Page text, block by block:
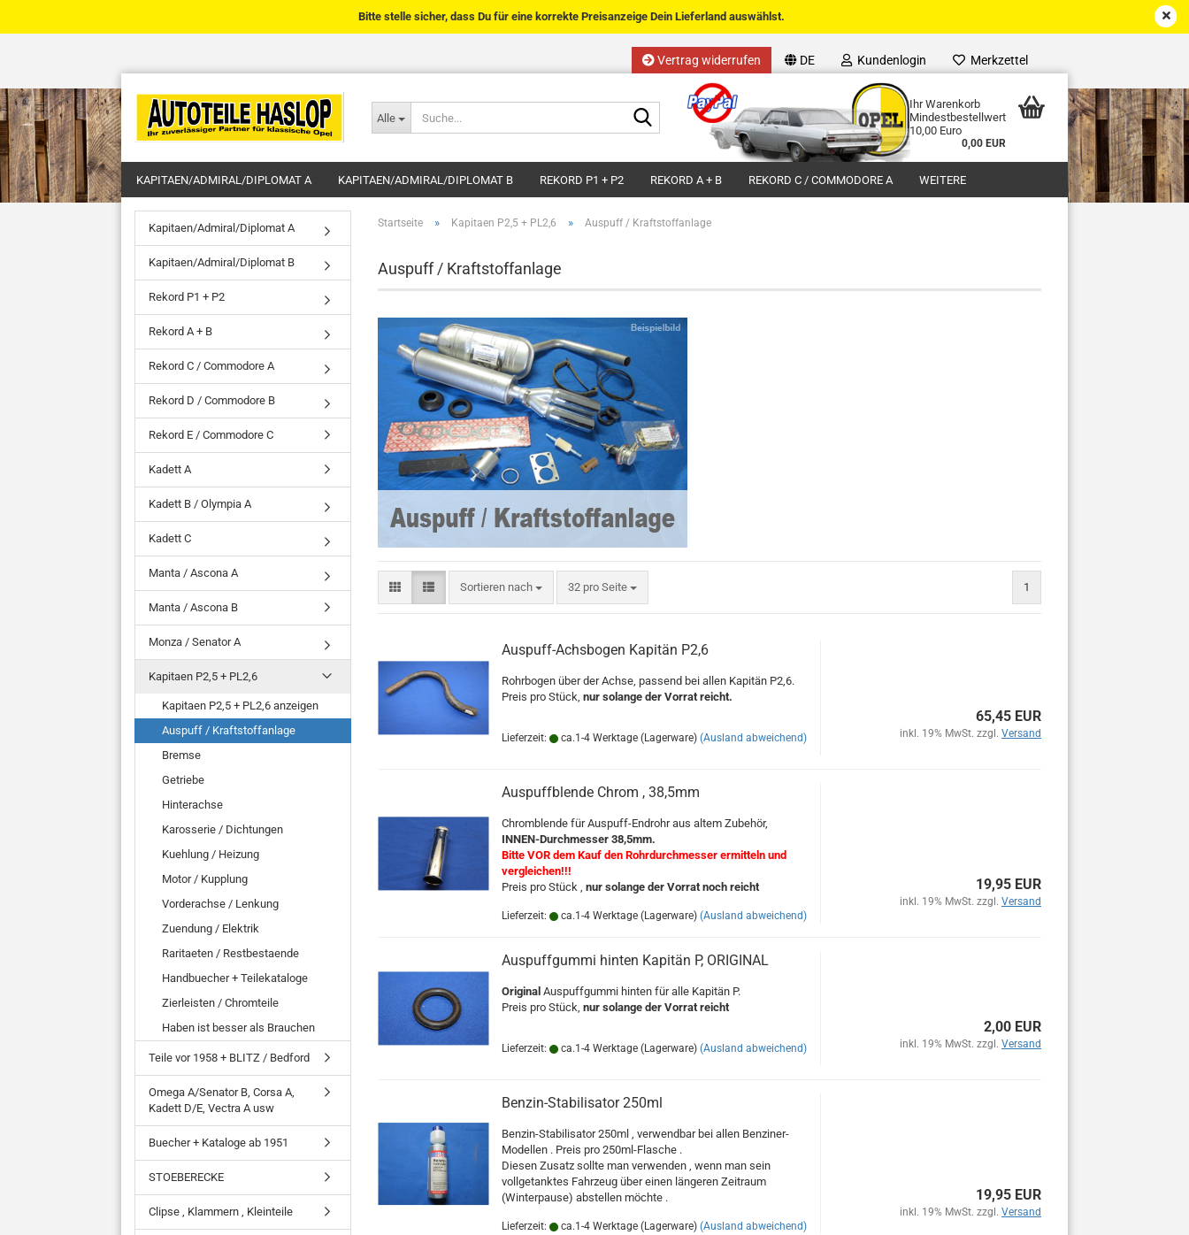
Vertrag widerrufen DE
Sprache auswählen
Lieferland
Kundenlogin
Passwort
Passwort vergessen?
Merkzettel
Alle
Suche...
Ihr Warenkorb
Mindestbestellwert
10,00 Euro
0,00 EUR
Bitte stelle sicher, dass Du für eine korrekte Preisanzeige Dein Lieferland auswählst.
KAPITAEN/ADMIRAL/DIPLOMAT A KAPITAEN/ADMIRAL/DIPLOMAT B REKORD P1 + P2 REKORD A + B REKORD C / COMMODORE A WEITERE
Startseite » Kapitaen P2,5 + PL2,6 » Auspuff / Kraftstoffanlage
Auspuff / Kraftstoffanlage
Sortieren nach
Sortieren nach 32 pro Seite
pro Seite 1
Auspuff-Achsbogen Kapitän P2,6
Rohrbogen über der Achse, passend bei allen Kapitän P2,6.
Preis pro Stück, nur solange der Vorrat reicht.
Lieferzeit: ca.1-4 Werktage (Lagerware) (Ausland abweichend)
65,45 EUR
inkl. 19% MwSt. zzgl. Versand
Auspuffblende Chrom , 38,5mm
Chromblende für Auspuff-Endrohr aus altem Zubehör,
INNEN-Durchmesser 38,5mm.
Bitte VOR dem Kauf den Rohrdurchmesser ermitteln und
vergleichen!!!
Preis pro Stück , nur solange der Vorrat noch reicht
Lieferzeit: ca.1-4 Werktage (Lagerware) (Ausland abweichend)
19,95 EUR
inkl. 19% MwSt. zzgl. Versand
Auspuffgummi hinten Kapitän P, ORIGINAL
Original Auspuffgummi hinten für alle Kapitän P.
Preis pro Stück, nur solange der Vorrat reicht
Lieferzeit: ca.1-4 Werktage (Lagerware) (Ausland abweichend)
2,00 EUR
inkl. 19% MwSt. zzgl. Versand
Benzin-Stabilisator 250ml
Benzin-Stabilisator 250ml , verwendbar bei allen Benziner-
Modellen . Preis pro 250ml-Flasche .
Diesen Zusatz sollte man verwenden , wenn man sein
vollgetanktes Fahrzeug über einen längeren Zeitraum
(Winterpause) abstellen möchte .
Lieferzeit: ca.1-4 Werktage (Lagerware) (Ausland abweichend)
19,95 EUR
inkl. 19% MwSt. zzgl. Versand
Kapitaen/Admiral/Diplomat A
Kapitaen/Admiral/Diplomat B
Rekord P1 + P2
Rekord A + B
Rekord C / Commodore A
Rekord D / Commodore B
Rekord E / Commodore C
Kadett A
Kadett B / Olympia A
Kadett C
Manta / Ascona A
Manta / Ascona B
Monza / Senator A
Kapitaen P2,5 + PL2,6
Kapitaen P2,5 + PL2,6 anzeigen
Auspuff / Kraftstoffanlage
Bremse
Getriebe
Hinterachse
Karosserie / Dichtungen
Kuehlung / Heizung
Motor / Kupplung
Vorderachse / Lenkung
Zuendung / Elektrik
Raritaeten / Restbestaende
Handbuecher + Teilekataloge
Zierleisten / Chromteile
Haben ist besser als Brauchen
Teile vor 1958 + BLITZ / Bedford
Omega A/Senator B, Corsa A,
Kadett D/E, Vectra A usw
Buecher + Kataloge ab 1951
STOEBERECKE
Clipse , Klammern , Kleinteile